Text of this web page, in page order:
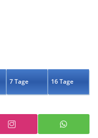
7 Tage 16 Tage